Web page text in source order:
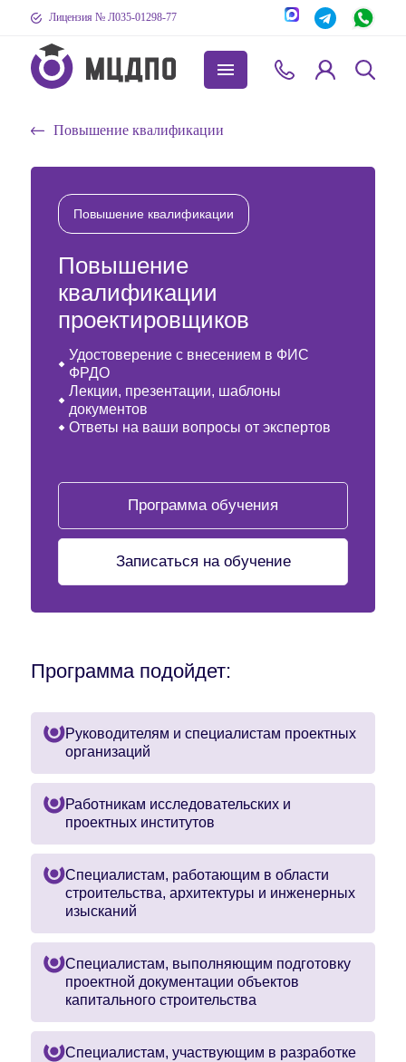
Лицензия № Л035-01298-77
Повышение квалификации
Повышение квалификации
Повышение
квалификации
проектировщиков
Удостоверение с внесением в ФИС
ФРДО
Лекции, презентации, шаблоны
документов
Ответы на ваши вопросы от экспертов
Программа обучения
Записаться на обучение
Программа подойдет:
Руководителям и специалистам проектных
организаций
Работникам исследовательских и
проектных институтов
Специалистам, работающим в области
строительства, архитектуры и инженерных
изысканий
Специалистам, выполняющим подготовку
проектной документации объектов
капитального строительства
Специалистам, участвующим в разработке